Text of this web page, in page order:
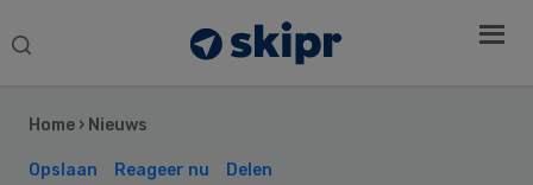
Search
Home › Nieuws
Opslaan Reageer nu Delen
Sidebar